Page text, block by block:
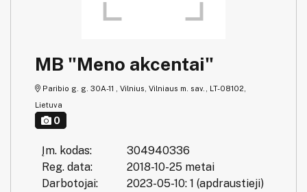
MB "Meno akcentai"
Paribio g. g. 30A-11 , Vilnius, Vilniaus m. sav., LT-08102,
Lietuva
0
Įm. kodas:
304940336
Reg. data:
2018-10-25 metai
Darbotojai:
2023-05-10: 1 (apdraustieji)